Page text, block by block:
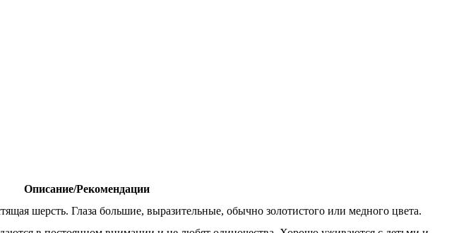
Описание/Рекомендации
шерсть. Глаза большие, выразительные, обычно золотистого или медного цвета.